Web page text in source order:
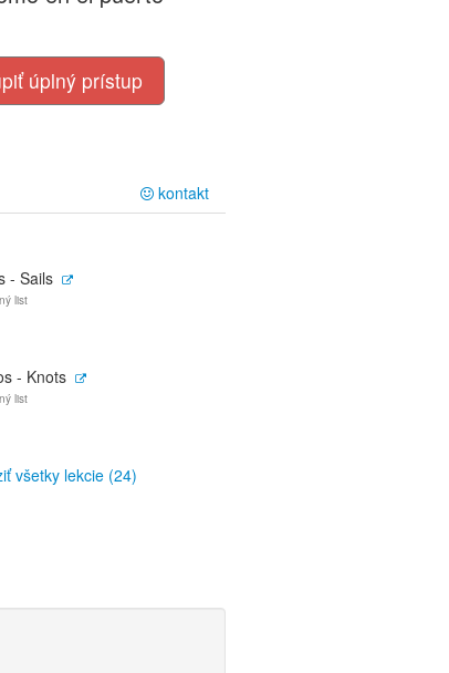
úplný prístup
kontakt
- Sails
list
- Knots
list
všetky lekcie (24)